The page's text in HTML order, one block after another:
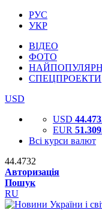
РУС
УКР
ВІДЕО
ФОТО
СПЕЦПРОЕКТИ
USD
USD
EUR
Всі курси валют
44.4732
Авторизація
Пошук
RU